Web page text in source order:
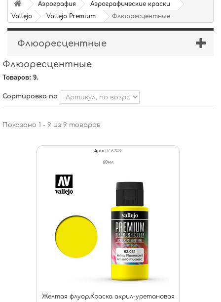
Аэрография
Аэрографические краски
Vallejo
Vallejo Premium Флюоресцентные
Флюоресцентные
Флюоресцентные
Товаров: 9.
Сортировка по
Показано 1 - 9 из 9 товаров
Арт: V-62031
60мл
Желтая флуор.Краска акрил-уретановая